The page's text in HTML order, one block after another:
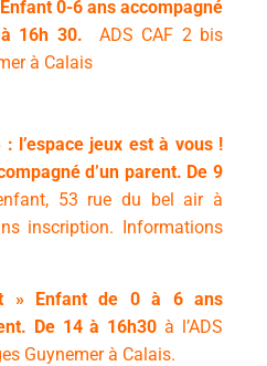
Enfant 0-6 ans accompagné
16h 30. ADS CAF 2 bis
à Calais
l’espace jeux est à vous !
d’un parent. De 9
53 rue du bel air à
inscription.
Informations
» Enfant de 0 à 6 ans
De 14 à 16h30à l’ADS
Guynemer à Calais.